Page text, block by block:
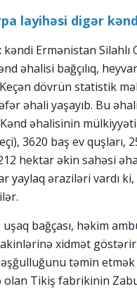
layihəsi digər
Ermənistan
əhalisi bağçılıq,
Keçən dövrün statistik
əhali yaşayıb. Bu
əhalisinin
3620 baş ev quşları,
hektar əkin sahəsi
yaylaq əraziləri vardı
bağçası, həkim
xidmət
təmin
Tikiş fabrikinin